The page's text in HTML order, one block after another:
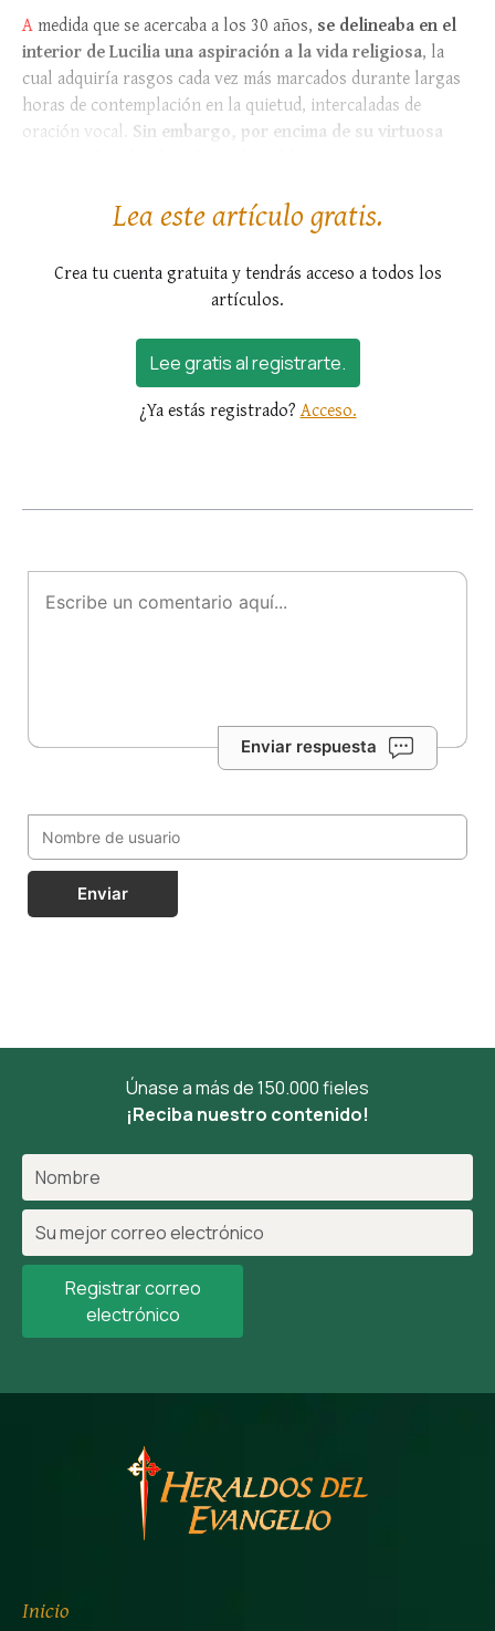
A medida que se acercaba a los 30 años, se delineaba en el
interior de Lucilia una aspiración a la vida religiosa, la
cual adquiría rasgos cada vez más marcados durante largas
horas de contemplación en la quietud, intercaladas de
oración vocal. Sin embargo, por encima de su virtuosa
Lea este artículo gratis.
Crea tu cuenta gratuita y tendrás acceso a todos los
artículos.
Lee gratis al registrarte.
¿Ya estás registrado? Acceso.
Enviar respuesta
Enviar
Únase a más de 150.000 fieles
¡Reciba nuestro contenido!
Registrar correo
electrónico
Inicio